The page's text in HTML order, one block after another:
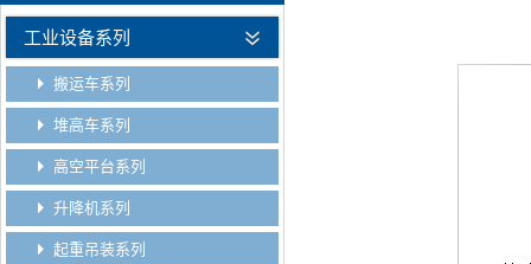
工业设备系列
搬运车系列
堆高车系列
高空平台系列
升降机系列
起重吊装系列